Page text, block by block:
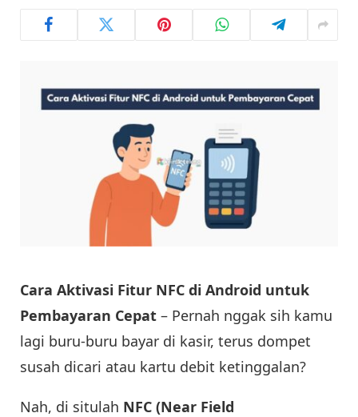
Cara Aktivasi Fitur NFC di Android untuk
Pembayaran Cepat – Pernah nggak sih kamu
lagi buru-buru bayar di kasir, terus dompet
susah dicari atau kartu debit ketinggalan?
Nah, di situlah NFC (Near Field